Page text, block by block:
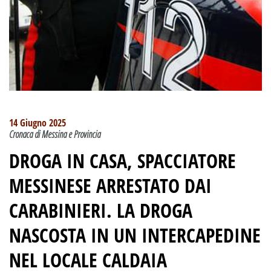
14 Giugno 2025
Cronaca di Messina e Provincia
DROGA IN CASA, SPACCIATORE
MESSINESE ARRESTATO DAI
CARABINIERI. LA DROGA
NASCOSTA IN UN INTERCAPEDINE
NEL LOCALE CALDAIA